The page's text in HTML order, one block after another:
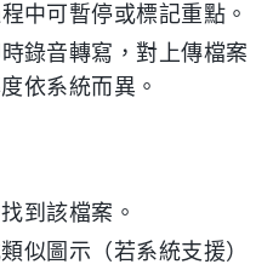
程中可暫停或標記重點。
錄音轉寫，對上傳檔案
依系統而異。
到該檔案。
似圖示（若系統支援）